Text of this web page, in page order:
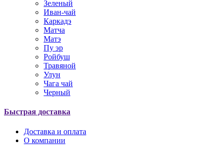
Зеленый
Иван-чай
Каркадэ
Матча
Матэ
Пу эр
Ройбуш
Травяной
Улун
Чага чай
Черный
Быстрая доставка
Доставка и оплата
О компании